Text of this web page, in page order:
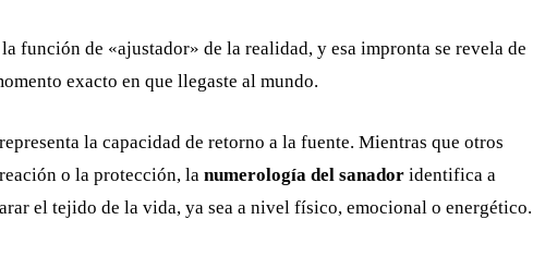
función de «ajustador» de la realidad, y esa impronta se revela de
exacto en que llegaste al mundo.
la capacidad de retorno a la fuente. Mientras que otros
o la protección, la numerología del sanador identifica a
el tejido de la vida, ya sea a nivel físico, emocional o energético.